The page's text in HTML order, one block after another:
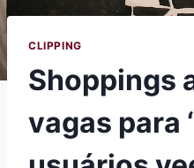
CLIPPING
Shoppings
vagas para